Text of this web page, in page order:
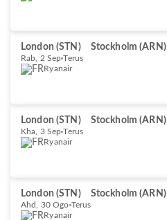
London (STN) Stockholm (ARN)
Rab, 2 Sep Terus
Ryanair
London (STN) Stockholm (ARN)
Kha, 3 Sep Terus
Ryanair
London (STN) Stockholm (ARN)
Ahd, 30 Ogo Terus
Ryanair